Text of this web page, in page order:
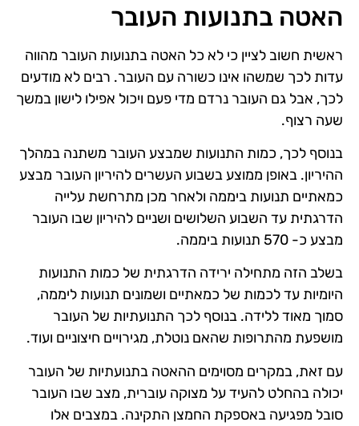
האטה בתנועות העובר
ראשית חשוב לציין כי לא כל האטה בתנועות העובר מהווה
עדות לכך שמשהו אינו כשורה עם העובר. רבים לא מודעים
לכך, אבל גם העובר נרדם מדי פעם ויכול אפילו לישון במשך
שעה רצוף.
בנוסף לכך, כמות התנועות שמבצע העובר משתנה במהלך
ההיריון. באופן ממוצע בשבוע העשרים להיריון העובר מבצע
כמאתיים תנועות ביממה ולאחר מכן מתרחשת עלייה
הדרגתית עד השבוע השלושים ושניים להיריון שבו העובר
מבצע כ- 570 תנועות ביממה.
בשלב הזה מתחילה ירידה הדרגתית של כמות התנועות
היומיות עד לכמות של כמאתיים ושמונים תנועות ליממה,
סמוך מאוד ללידה. בנוסף לכך התנועתיות של העובר
מושפעת מהתרופות שהאם נוטלת, מגירויים חיצוניים ועוד.
עם זאת, במקרים מסוימים ההאטה בתנועתיות של העובר
יכולה בהחלט להעיד על מצוקה עוברית, מצב שבו העובר
סובל מפגיעה באספקת החמצן התקינה. במצבים אלו